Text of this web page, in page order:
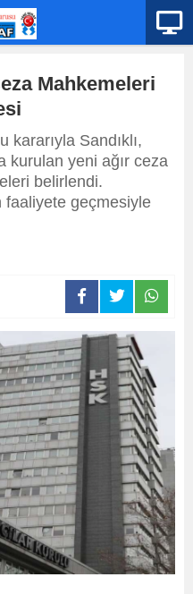
Mahkemeleri
kararıyla Sandıklı,
kurulan yeni ağır ceza
belirlendi.
faaliyete geçmesiyle